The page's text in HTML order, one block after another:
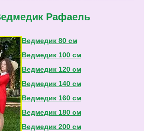
Рафаель
Ведмедик 80 см
Ведмедик 100 см
Ведмедик 120 см
Ведмедик 140 см
Ведмедик 160 см
Ведмедик 180 см
Ведмедик 200 см